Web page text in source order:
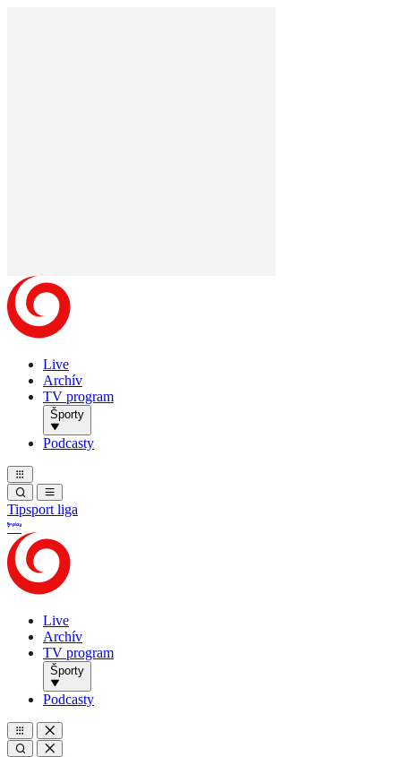
Live
Archív
TV program
Športy
Podcasty
Tipsport liga
Live
Archív
TV program
Športy
Podcasty